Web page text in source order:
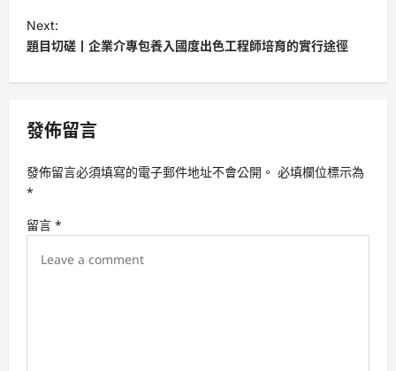
s
t
v
g
t
Next:
題目切磋丨企業介專包養入國度出色工程師培育的實行途徑
發佈留言
發佈留言必須填寫的電子郵件地址不會公開。 必填欄位標示為
*
留言 *